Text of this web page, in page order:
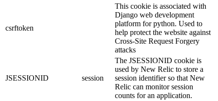
csrftoken
This cookie is associated with
Django web development
platform for python. Used to
help protect the website against
Cross-Site Request Forgery
attacks
JSESSIONID session
The JSESSIONID cookie is
used by New Relic to store a
session identifier so that New
Relic can monitor session
counts for an application.